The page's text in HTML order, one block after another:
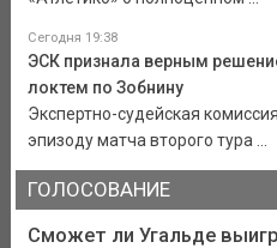
Сегодня 19:38
ЭСК признала верным
локтем по Зобнину
Экспертно-судейская
эпизоду матча второго тура ...
ГОЛОСОВАНИЕ
Сможет ли Угальде